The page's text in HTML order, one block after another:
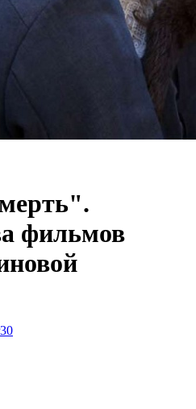
фильмов